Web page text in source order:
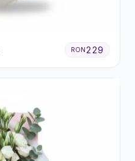
RON229